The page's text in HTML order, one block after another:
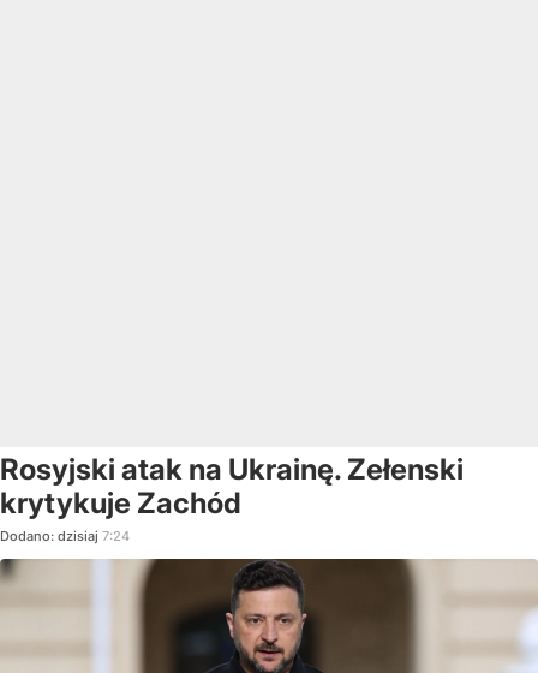
Rosyjski atak na Ukrainę. Zełenski
krytykuje Zachód
Dodano: dzisiaj 7:24